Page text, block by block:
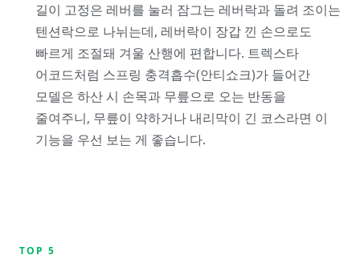
길이 고정은 레버를 눌러 잠그는 레버락과 돌려 조이는
텐션락으로 나뉘는데, 레버락이 장갑 낀 손으로도
빠르게 조절돼 겨울 산행에 편합니다. 트렉스타
어코드처럼 스프링 충격흡수(안티쇼크)가 들어간
모델은 하산 시 손목과 무릎으로 오는 반동을
줄여주니, 무릎이 약하거나 내리막이 긴 코스라면 이
기능을 우선 보는 게 좋습니다.
TOP 5